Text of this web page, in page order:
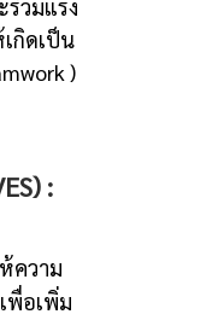
วมแรง
กิดเป็น
)
:
ความ
พื่อเพิ่ม